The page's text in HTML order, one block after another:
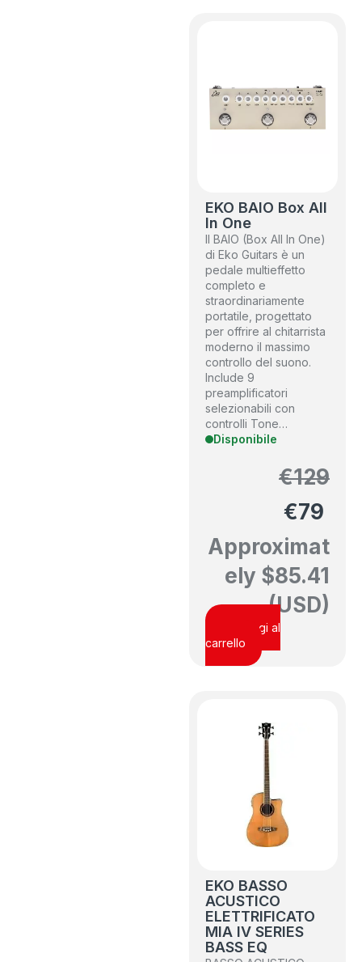
EKO BAIO Box All
In One
Il BAIO (Box All In One)
di Eko Guitars è un
pedale multieffetto
completo e
straordinariamente
portatile, progettato
per offrire al chitarrista
moderno il massimo
controllo del suono.
Include 9
preamplificatori
selezionabili con
controlli Tone…
Disponibile
€129
€79
Approximat
ely $85.41
(USD)
Aggiungi al
carrello
EKO BASSO
ACUSTICO
ELETTRIFICATO
MIA IV SERIES
BASS EQ